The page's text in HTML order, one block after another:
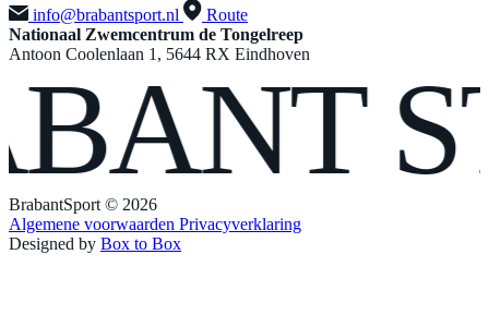
info@brabantsport.nl
Route
Nationaal Zwemcentrum de Tongelreep
Antoon Coolenlaan 1, 5644 RX Eindhoven
BrabantSport © 2026
Algemene voorwaarden Privacyverklaring
Designed by Box to Box